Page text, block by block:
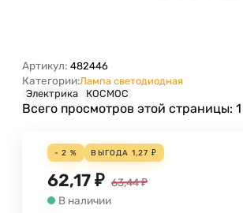
Артикул: 482446
Категории:Лампа светодиодная
Электрика
КОСМОС
Всего просмотров этой страницы: 1
- 2 % ВЫГОДА 1,27 ₽
62,17 ₽ 63,44₽
В наличии